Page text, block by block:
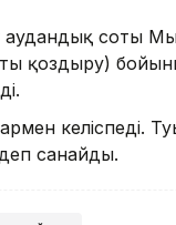
соты
қоздыру)
келіспеді.
санайды.